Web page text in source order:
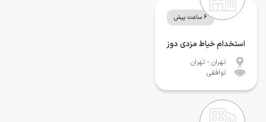
6 ساعت پیش
استخدام خیاط مزدی دوز
تهران - تهران
توافقی